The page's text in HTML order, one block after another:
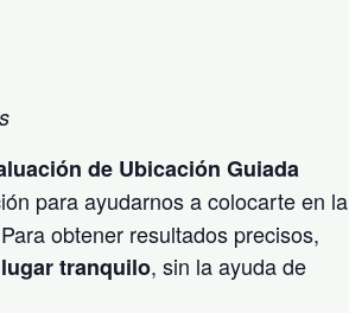
de Ubicación Guiada
para ayudarnos a colocarte en la
obtener resultados precisos,
tranquilo, sin la ayuda de